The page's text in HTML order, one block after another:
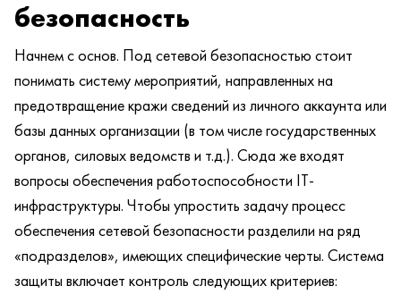
безопасность
Начнем с основ. Под сетевой безопасностью стоит
понимать систему мероприятий, направленных на
предотвращение кражи сведений из личного аккаунта или
базы данных организации (в том числе государственных
органов, силовых ведомств и т.д.). Сюда же входят
вопросы обеспечения работоспособности IT-
инфраструктуры. Чтобы упростить задачу процесс
обеспечения сетевой безопасности разделили на ряд
«подразделов», имеющих специфические черты. Система
защиты включает контроль следующих критериев: